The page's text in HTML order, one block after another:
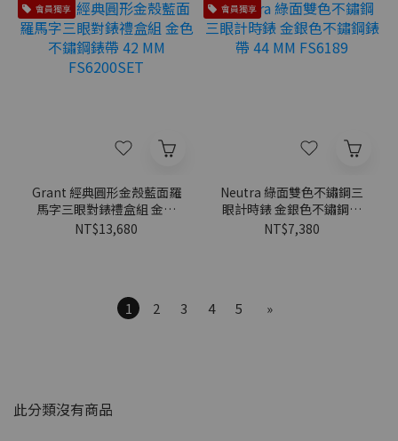
會員獨享
Grant 經典圓形金殼藍面羅
馬字三眼對錶禮盒組 金色
不鏽鋼錶帶 42 MM
NT$13,680
會員獨享
Neutra 綠面雙色不鏽鋼三
眼計時錶 金銀色不鏽鋼錶
帶 44 MM FS6189
NT$7,380
1 2 3 4 5 »
此分類沒有商品